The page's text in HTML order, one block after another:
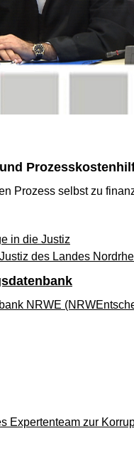
Prozess selbst zu
in die Justiz
des Landes
NRWE
Expertenteam zur